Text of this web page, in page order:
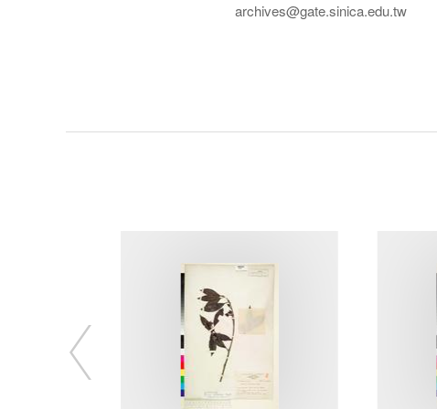
archives@gate.sinica.edu.tw